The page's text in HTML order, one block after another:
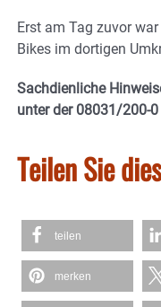
Erst am Tag zuvor
Bikes im dortigen
Sachdienliche
unter der 08031/200-0
Teilen Sie
teilen
merken